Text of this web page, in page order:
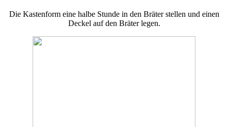
Die Kastenform eine halbe Stunde in den Bräter stellen und einen
Deckel auf den Bräter legen.